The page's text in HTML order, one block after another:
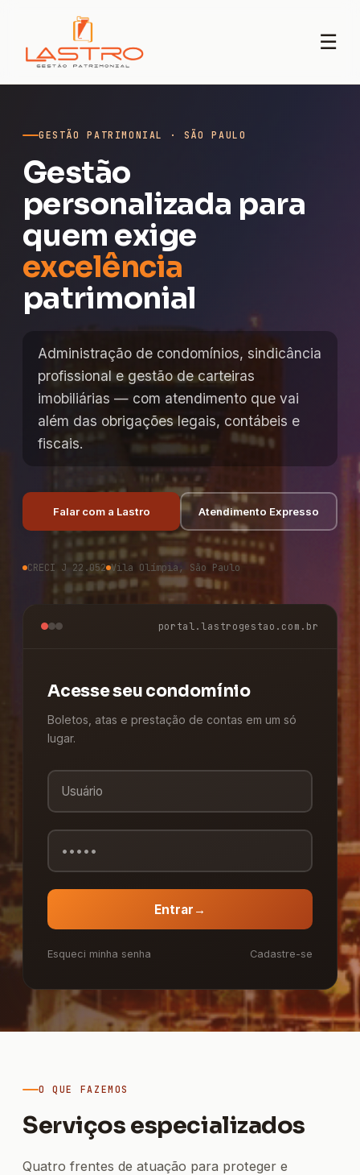
☰
GESTÃO PATRIMONIAL · SÃO PAULO
Gestão
personalizada para
quem exige
excelência
patrimonial
Administração de condomínios, sindicância
profissional e gestão de carteiras
imobiliárias — com atendimento que vai
além das obrigações legais, contábeis e
fiscais.
Falar com a Lastro Atendimento Expresso
CRECI J 22.052 Vila Olímpia, São Paulo
portal.lastrogestao.com.br
Acesse seu condomínio
Boletos, atas e prestação de contas em um só
lugar.
Entrar →
Esqueci minha senha Cadastre-se
O QUE FAZEMOS
Serviços especializados
Quatro frentes de atuação para proteger e